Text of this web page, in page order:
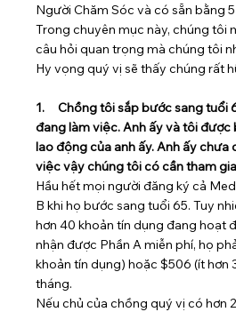
Người Chăm Sóc và có sẵn bằng
Trong chuyên mục này, chúng tôi
câu hỏi quan trọng mà chúng tôi
Hy vọng quý vị sẽ thấy chúng rất
1.     Chồng tôi sắp bước sang
đang làm việc. Anh ấy và tôi được
lao động của anh ấy. Anh ấy chưa
việc vậy chúng tôi có cần tham
Hầu hết mọi người đăng ký cả
B khi họ bước sang tuổi 65. Tuy
hơn 40 khoản tín dụng đang hoạt
nhận được Phần A miễn phí, họ
khoản tín dụng) hoặc $506 (ít hơn
tháng.
Nếu chủ của chồng quý vị có hơn